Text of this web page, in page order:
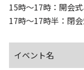
15時～17時：開会
17時～17時半：閉
イベント名